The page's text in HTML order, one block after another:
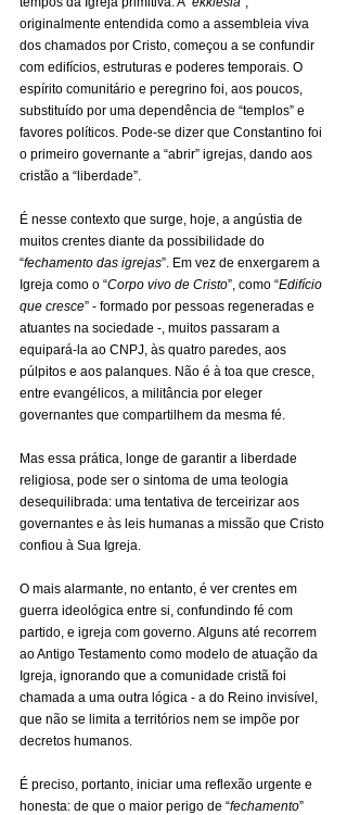
originalmente entendida como a assembleia viva
dos chamados por Cristo, começou a se confundir
com edifícios, estruturas e poderes temporais. O
espírito comunitário e peregrino foi, aos poucos,
substituído por uma dependência de “templos” e
favores políticos. Pode-se dizer que Constantino foi
o primeiro governante a “abrir” igrejas, dando aos
cristão a “liberdade”.
É nesse contexto que surge, hoje, a angústia de
muitos crentes diante da possibilidade do
“fechamento das igrejas”. Em vez de enxergarem a
Igreja como o “Corpo vivo de Cristo”, como “Edifício
que cresce” - formado por pessoas regeneradas e
atuantes na sociedade -, muitos passaram a
equipará-la ao CNPJ, às quatro paredes, aos
púlpitos e aos palanques. Não é à toa que cresce,
entre evangélicos, a militância por eleger
governantes que compartilhem da mesma fé.
Mas essa prática, longe de garantir a liberdade
religiosa, pode ser o sintoma de uma teologia
desequilibrada: uma tentativa de terceirizar aos
governantes e às leis humanas a missão que Cristo
confiou à Sua Igreja.
O mais alarmante, no entanto, é ver crentes em
guerra ideológica entre si, confundindo fé com
partido, e igreja com governo. Alguns até recorrem
ao Antigo Testamento como modelo de atuação da
Igreja, ignorando que a comunidade cristã foi
chamada a uma outra lógica - a do Reino invisível,
que não se limita a territórios nem se impõe por
decretos humanos.
É preciso, portanto, iniciar uma reflexão urgente e
honesta: de que o maior perigo de “fechamento”